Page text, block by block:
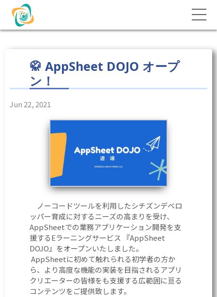
🥋 AppSheet DOJO オープ
ン！
Jun 22, 2021
ノーコードツールを利用したシチズンデベロ
ッパー育成に対するニーズの高まりを受け、
AppSheetでの業務アプリケーション開発を支
援するEラーニングサービス 『AppSheet
DOJO』をオープンいたしました。
AppSheetに初めて触れられる初学者の方か
ら、より高度な機能の実装を目指されるアプリ
クリエーターの皆様をも支援する広範囲に亘る
コンテンツをご提供致します。